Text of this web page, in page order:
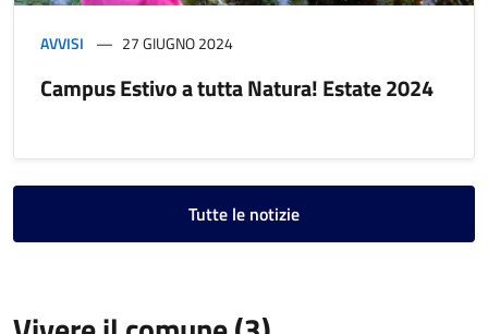
AVVISI 27 GIUGNO 2024
Campus Estivo a tutta Natura! Estate 2024
Tutte le notizie